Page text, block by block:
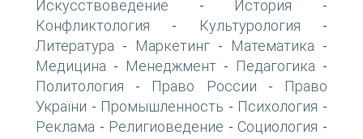
Искусствоведение - История -
Конфликтология - Культурология -
Литература - Маркетинг - Математика -
Медицина - Менеджмент - Педагогика -
Политология - Право России -
Право
України - Промышленность - Психология -
Реклама - Религиоведение - Социология -